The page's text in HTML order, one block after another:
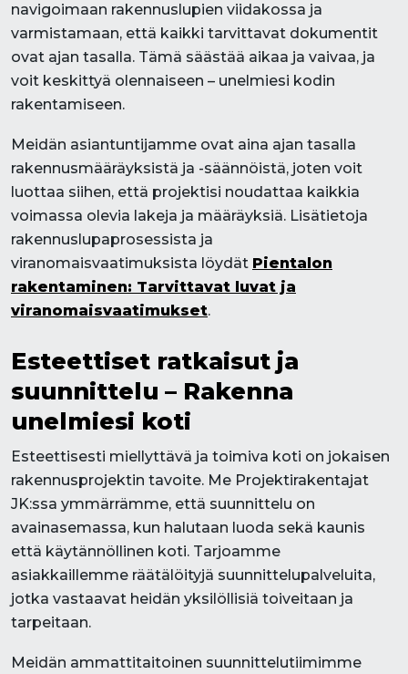
navigoimaan rakennuslupien viidakossa ja
varmistamaan, että kaikki tarvittavat dokumentit
ovat ajan tasalla. Tämä säästää aikaa ja vaivaa, ja
voit keskittyä olennaiseen – unelmiesi kodin
rakentamiseen.
Meidän asiantuntijamme ovat aina ajan tasalla
rakennusmääräyksistä ja -säännöistä, joten voit
luottaa siihen, että projektisi noudattaa kaikkia
voimassa olevia lakeja ja määräyksiä. Lisätietoja
rakennuslupaprosessista ja
viranomaisvaatimuksista löydät Pientalon
rakentaminen: Tarvittavat luvat ja
viranomaisvaatimukset.
Esteettiset ratkaisut ja
suunnittelu – Rakenna
unelmiesi koti
Esteettisesti miellyttävä ja toimiva koti on jokaisen
rakennusprojektin tavoite. Me Projektirakentajat
JK:ssa ymmärrämme, että suunnittelu on
avainasemassa, kun halutaan luoda sekä kaunis
että käytännöllinen koti. Tarjoamme
asiakkaillemme räätälöityjä suunnittelupalveluita,
jotka vastaavat heidän yksilöllisiä toiveitaan ja
tarpeitaan.
Meidän ammattitaitoinen suunnittelutiimimme